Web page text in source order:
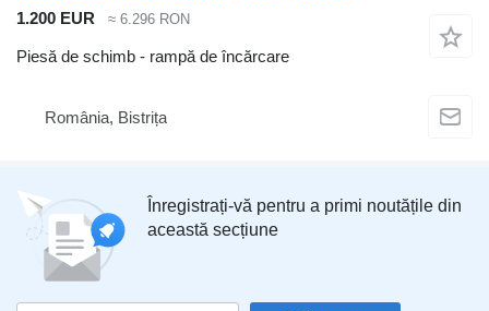
1.200 EUR
≈ 6.296 RON
Piesă de schimb - rampă de încărcare
România, Bistrița
Înregistrați-vă pentru a primi noutățile din
această secțiune